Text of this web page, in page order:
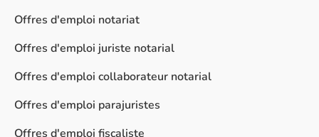
Offres d'emploi notariat
Offres d'emploi juriste notarial
Offres d'emploi collaborateur notarial
Offres d'emploi parajuristes
Offres d'emploi fiscaliste